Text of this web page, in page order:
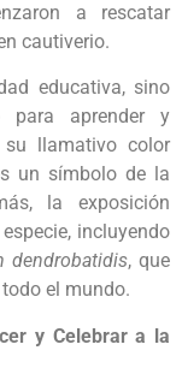
a rescatar
cautiverio.
educativa, sino
para aprender y
llamativo color
un símbolo de la
la exposición
incluyendo
dendrobatidis, que
el mundo.
y Celebrar a la